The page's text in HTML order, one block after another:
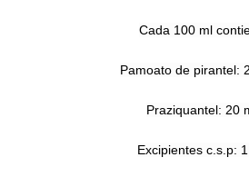
Cada 100 ml
Pamoato de pirantel:
Praziquantel: 20
Excipientes c.s.p: